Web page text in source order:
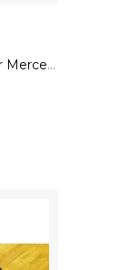
Aschenbecher Zigarettenzünder Mercedes Benz C-Klasse W204 A2046801350